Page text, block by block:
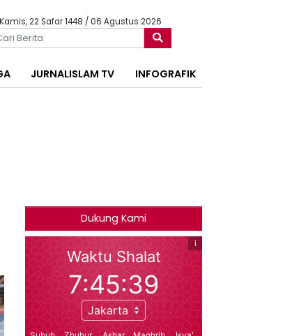
Kamis, 22 Safar 1448 / 06 Agustus 2026
JURNALISLAM TV INFOGRAFIK
Dukung Kami